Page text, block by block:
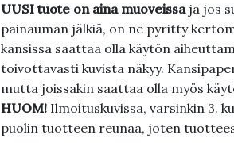
UUSI tuote on aina muoveissa ja jos
painauman jälkiä, on ne pyritty
kansissa saattaa olla käytön
toivottavasti kuvista näkyy.
mutta joissakin saattaa olla myös
HUOM!Ilmoituskuvissa, varsinkin 3.
puolin tuotteen reunaa, joten